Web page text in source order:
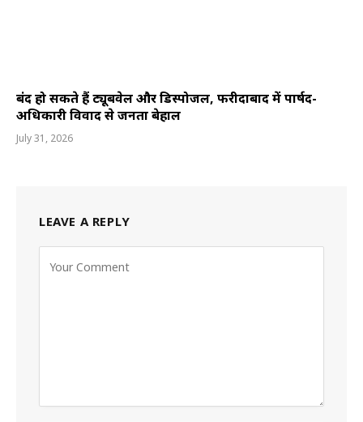
बंद हो सकते हैं ट्यूबवेल और डिस्पोजल, फरीदाबाद में पार्षद-
अधिकारी विवाद से जनता बेहाल
July 31, 2026
LEAVE A REPLY